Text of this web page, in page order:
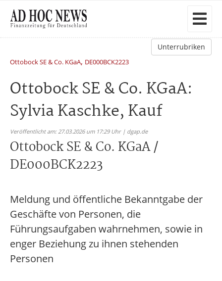
Unterrubriken
Ottobock SE & Co. KGaA, DE000BCK2223
Ottobock SE & Co. KGaA:
Sylvia Kaschke, Kauf
Veröffentlicht am: 27.03.2026 um 17:29 Uhr | dgap.de
Ottobock SE & Co. KGaA /
DE000BCK2223
Meldung und öffentliche Bekanntgabe der
Geschäfte von Personen, die
Führungsaufgaben wahrnehmen, sowie in
enger Beziehung zu ihnen stehenden
Personen